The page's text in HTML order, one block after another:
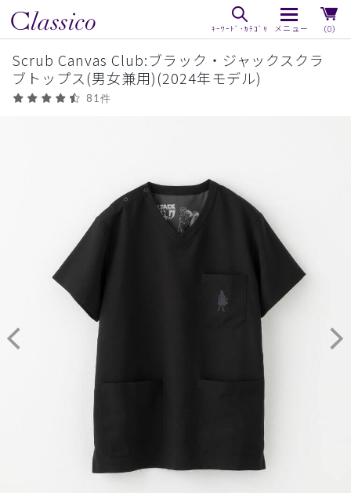
（0）
Scrub Canvas Club:ブラック・ジャックスクラ
ブトップス(男女兼用)(2024年モデル)
81件